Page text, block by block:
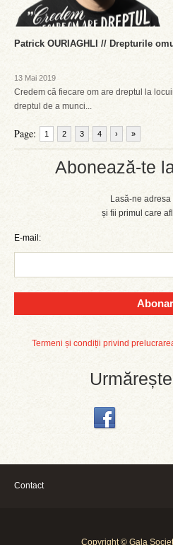
Abonează-te
Lasă-ne adresa
și fii primul care
E-mail:
Termeni și condiții privind
Patrick OURIAGHLI // Drepturile
13 Mai 2019
Credem că fiecare om are dreptul la
dreptul de a munci...
Page: 1 2 3 4 › »
Contact
Copyright © Gala